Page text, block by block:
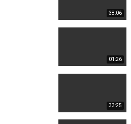
38:06
01:26
33:25